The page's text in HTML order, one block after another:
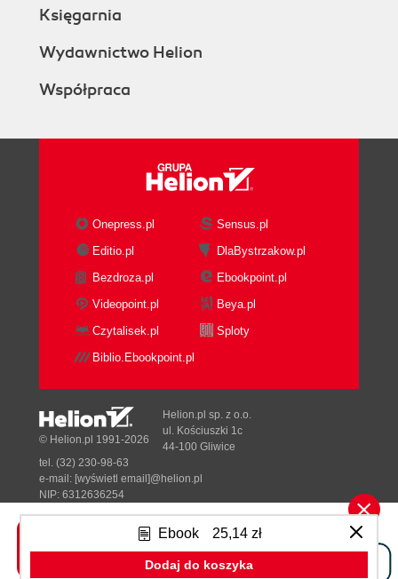
Ebook 25,14 zł
Dodaj do koszyka
Księgarnia
Wydawnictwo Helion
Współpraca
Onepress.pl
Sensus.pl
Editio.pl
DlaBystrzakow.pl
Bezdroza.pl
Ebookpoint.pl
Videopoint.pl
Beya.pl
Czytalisek.pl
Sploty
Biblio.Ebookpoint.pl
Tonik.pl
© Helion.pl 1991-2026
Helion.pl sp. z o.o.
ul. Kościuszki 1c
44-100 Gliwice
tel. (32) 230-98-63
e-mail: [wyświetl email]@helion.pl
NIP: 6312636254